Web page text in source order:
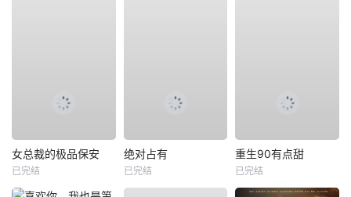
女总裁的极品保安
已完结
绝对占有
已完结
重生90有点甜
已完结